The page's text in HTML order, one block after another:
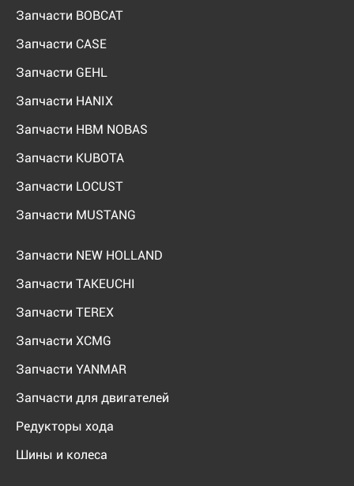
Запчасти BOBCAT
Запчасти CASE
Запчасти GEHL
Запчасти HANIX
Запчасти HBM NOBAS
Запчасти KUBOTA
Запчасти LOCUST
Запчасти MUSTANG
Запчасти NEW HOLLAND
Запчасти TAKEUCHI
Запчасти TEREX
Запчасти XCMG
Запчасти YANMAR
Запчасти для двигателей
Редукторы хода
Шины и колеса